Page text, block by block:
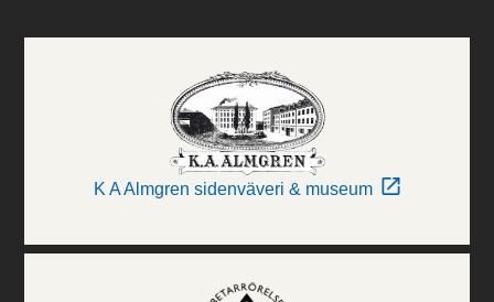
K A Almgren sidenväveri & museum